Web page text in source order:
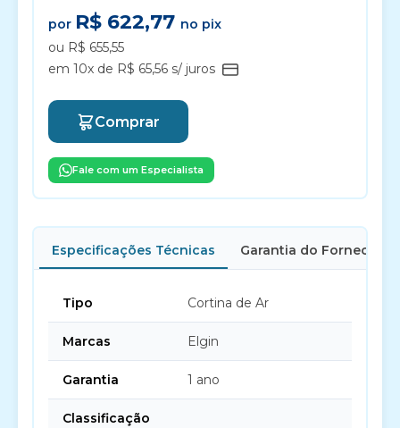
por R$ 622,77 no pix
ou R$ 655,55
em 10x de R$ 65,56 s/ juros
Comprar
Fale com um Especialista
Especificações Técnicas Garantia do Fornecedor
Tipo Cortina de Ar
Marcas Elgin
Garantia 1 ano
Classificação